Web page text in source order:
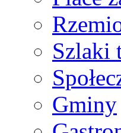
Szlaki
Gminy